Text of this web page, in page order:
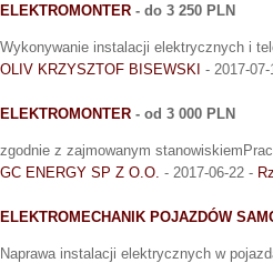
ELEKTROMONTER - do 3 250 PLN
Wykonywanie instalacji elektrycznych i
OLIV KRZYSZTOF BISEWSKI - 2017-07-
ELEKTROMONTER - od 3 000 PLN
zgodnie z zajmowanym
GC ENERGY SP Z O.O. - 2017-06-22 -
ELEKTROMECHANIK POJAZDÓW
Naprawa instalacji elektrycznych w